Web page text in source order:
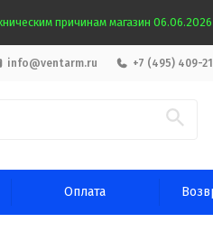
причинам магазин
info@ventarm.ru +7 (495) 409-
Оплата